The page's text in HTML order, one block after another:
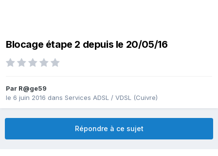
Blocage étape 2 depuis le 20/05/16
Par R@ge59
le 6 juin 2016 dans Services ADSL / VDSL (Cuivre)
Répondre à ce sujet